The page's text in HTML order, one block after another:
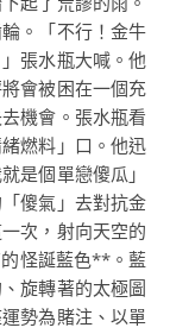
。「不行！金牛
張水瓶大喊。他
會被困在一個充
機會。張水瓶看
燃料」口。他迅
是個單戀傻瓜」
傻氣」去對抗金
次，射向天空的
怪誕藍色**。藍
旋轉著的太極圖
勢為賭注、以單